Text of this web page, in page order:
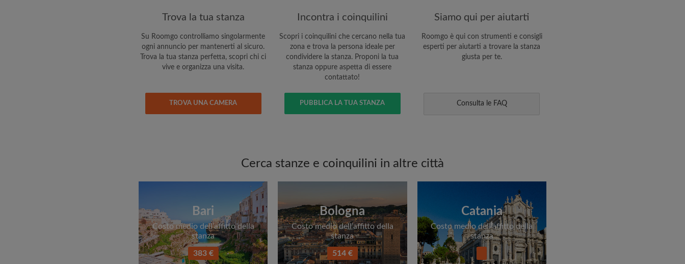
Trova la tua stanza
Su Roomgo controlliamo singolarmente
ogni annuncio per mantenerti al sicuro.
Trova la tua stanza perfetta, scopri chi ci
vive e organizza una visita.
TROVA UNA CAMERA
Incontra i coinquilini
Scopri i coinquilini che cercano nella tua
zona e trova la persona ideale per
condividere la stanza. Proponi la tua
stanza oppure aspetta di essere
contattato!
PUBBLICA LA TUA STANZA
Siamo qui per aiutarti
Roomgo è qui con strumenti e consigli
esperti per aiutarti a trovare la stanza
giusta per te.
Consulta le FAQ
Cerca stanze e coinquilini in altre città
Bari
Costo medio dell’affitto della
stanza
383 €
Bologna
Costo medio dell’affitto della
stanza
514 €
Catania
Costo medio dell’affitto della
stanza